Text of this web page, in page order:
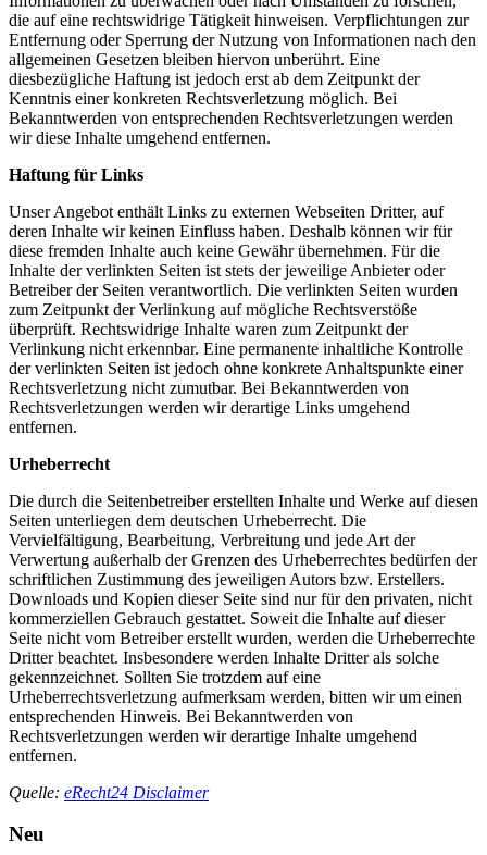
die auf eine rechtswidrige Tätigkeit hinweisen. Verpflichtungen zur
Entfernung oder Sperrung der Nutzung von Informationen nach den
allgemeinen Gesetzen bleiben hiervon unberührt. Eine
diesbezügliche Haftung ist jedoch erst ab dem Zeitpunkt der
Kenntnis einer konkreten Rechtsverletzung möglich. Bei
Bekanntwerden von entsprechenden Rechtsverletzungen werden
wir diese Inhalte umgehend entfernen.
Haftung für Links
Unser Angebot enthält Links zu externen Webseiten Dritter, auf
deren Inhalte wir keinen Einfluss haben. Deshalb können wir für
diese fremden Inhalte auch keine Gewähr übernehmen. Für die
Inhalte der verlinkten Seiten ist stets der jeweilige Anbieter oder
Betreiber der Seiten verantwortlich. Die verlinkten Seiten wurden
zum Zeitpunkt der Verlinkung auf mögliche Rechtsverstöße
überprüft. Rechtswidrige Inhalte waren zum Zeitpunkt der
Verlinkung nicht erkennbar. Eine permanente inhaltliche Kontrolle
der verlinkten Seiten ist jedoch ohne konkrete Anhaltspunkte einer
Rechtsverletzung nicht zumutbar. Bei Bekanntwerden von
Rechtsverletzungen werden wir derartige Links umgehend
entfernen.
Urheberrecht
Die durch die Seitenbetreiber erstellten Inhalte und Werke auf diesen
Seiten unterliegen dem deutschen Urheberrecht. Die
Vervielfältigung, Bearbeitung, Verbreitung und jede Art der
Verwertung außerhalb der Grenzen des Urheberrechtes bedürfen der
schriftlichen Zustimmung des jeweiligen Autors bzw. Erstellers.
Downloads und Kopien dieser Seite sind nur für den privaten, nicht
kommerziellen Gebrauch gestattet. Soweit die Inhalte auf dieser
Seite nicht vom Betreiber erstellt wurden, werden die Urheberrechte
Dritter beachtet. Insbesondere werden Inhalte Dritter als solche
gekennzeichnet. Sollten Sie trotzdem auf eine
Urheberrechtsverletzung aufmerksam werden, bitten wir um einen
entsprechenden Hinweis. Bei Bekanntwerden von
Rechtsverletzungen werden wir derartige Inhalte umgehend
entfernen.
Quelle: eRecht24 Disclaimer
Neu